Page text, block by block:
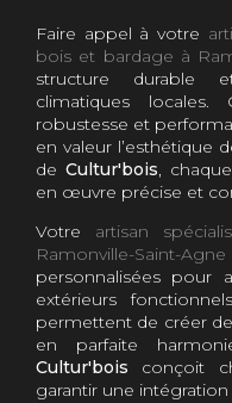
Faire appel à votre
bois et bardage à
structure durable
climatiques
robustesse et
en valeur l’esthétique
deCultur'bois,
en œuvre précise et
Votre artisan
Ramonville-Saint-Agne
personnalisées pour
extérieurs
permettent de créer
en parfaite
Cultur'bois conçoit
garantir une